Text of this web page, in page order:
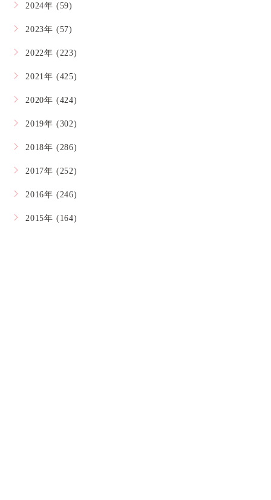
2024年 (59)
2023年 (57)
2022年 (223)
2021年 (425)
2020年 (424)
2019年 (302)
2018年 (286)
2017年 (252)
2016年 (246)
2015年 (164)